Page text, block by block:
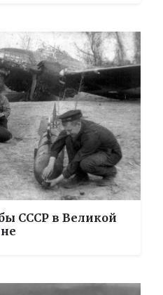
СССР в Великой